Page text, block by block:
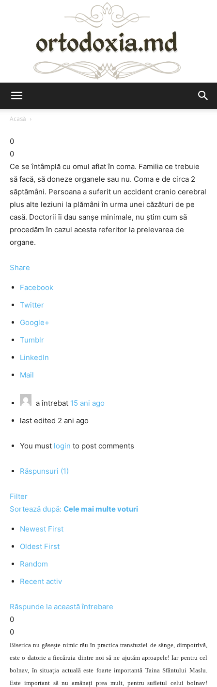
Acasă
0
0
Ce se întâmplă cu omul aflat în coma. Familia ce trebuie
să facă, să doneze organele sau nu. Coma e de circa 2
săptămâni. Persoana a suferit un accident cranio cerebral
plus alte leziuni la plămâni în urma unei căzături de pe
casă. Doctorii îi dau sanşe minimale, nu ştim cum să
procedăm în cazul acesta referitor la prelevarea de
organe.
Share
Facebook
Twitter
Google+
Tumblr
LinkedIn
Mail
a întrebat 15 ani ago
last edited 2 ani ago
You must login to post comments
Răspunsuri (1)
Filter
Sortează după: Cele mai multe voturi
Newest First
Oldest First
Random
Recent activ
Răspunde la această întrebare
0
0
Biserica nu găsește nimic rău în practica transfuziei de sânge, dimpotrivă,
este o datorie a fiecăruia dintre noi să ne ajutăm aproapele! Iar pentru cel
bolnav, în situația actuală este foarte importantă Taina Sfântului Maslu.
Este important să nu amânați prea mult, pentru sufletul celui bolnav!